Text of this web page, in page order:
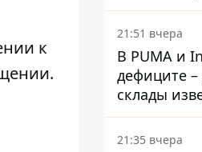
к
21:51 вчера
В PUMA и
дефиците –
склады
21:35 вчера